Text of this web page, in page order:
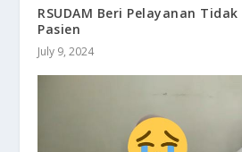
RSUDAM Beri Pelayanan
Pasien
July 9, 2024